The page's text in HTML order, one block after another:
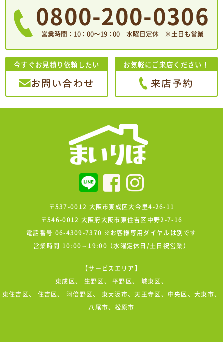
0800-200-0306
営業時間：10：00〜19：00 水曜日定休 ※土日も営業
今すぐお見積り依頼したい
お問い合わせ
お気軽にご来店ください！
来店予約
〒537-0012 大阪市東成区大今里4-26-11
〒546-0012 大阪府大阪市東住吉区中野2-7-16
電話番号 06-4309-7370 ※お客様専用ダイヤルは別です
営業時間 10:00～19:00（水曜定休日/土日祝営業）
【サービスエリア】
東成区、 生野区 、平野区、 城東区 、
東住吉区、 住吉区、 阿倍野区、 東大阪市、天王寺区、中央区、大東市、
八尾市、松原市